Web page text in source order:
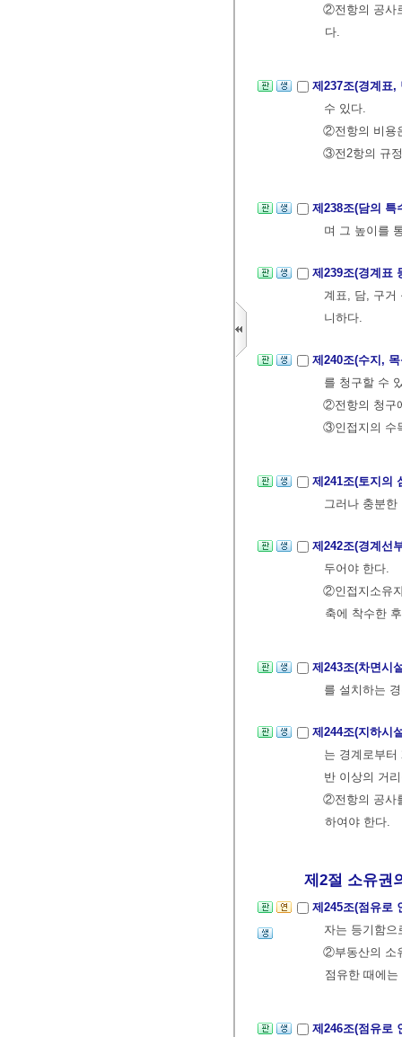
②전항의 공사
다.
제237조(경계표
수 있다.
②전항의 비용
③전2항의 규
제238조(담의 특
며 그 높이를
제239조(경계표
계표, 담, 구거
니하다.
제240조(수지,
를 청구할 수
②전항의 청구
③인접지의 수
제241조(토지의
그러나 충분
제242조(경계선
두어야 한다.
②인접지소유
축에 착수한
제243조(차면시
를 설치하는
제244조(지하시
는 경계로부
반 이상의 거
②전항의 공사
하여야 한다.
제2절 소유권
제245조(점유로
자는 등기함으
②부동산의 소
점유한 때에
제246조(점유로